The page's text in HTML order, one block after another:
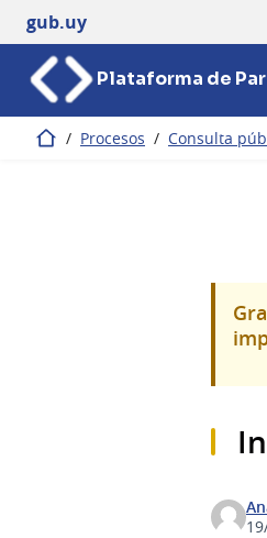
gub.uy
Plataforma de
Inicio / Procesos / Consulta